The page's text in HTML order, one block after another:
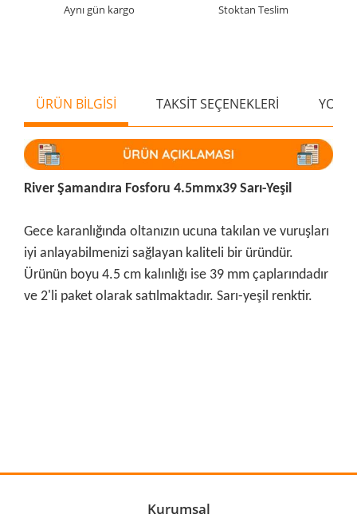
Aynı gün kargo Stoktan Teslim
ÜRÜN BİLGİSİ TAKSİT SEÇENEKLERİ
River Şamandıra Fosforu 4.5mmx39 Sarı-Yeşil
Gece karanlığında oltanızın ucuna takılan ve vuruşları
iyi anlayabilmenizi sağlayan kaliteli bir üründür.
Ürünün boyu 4.5 cm kalınlığı ise 39 mm çaplarındadır
ve 2'li paket olarak satılmaktadır. Sarı-yeşil renktir.
Ürün açıklamasında eksik bilgiler bulunuyor.
Ürün bilgilerinde hatalar bulunuyor.
Kurumsal